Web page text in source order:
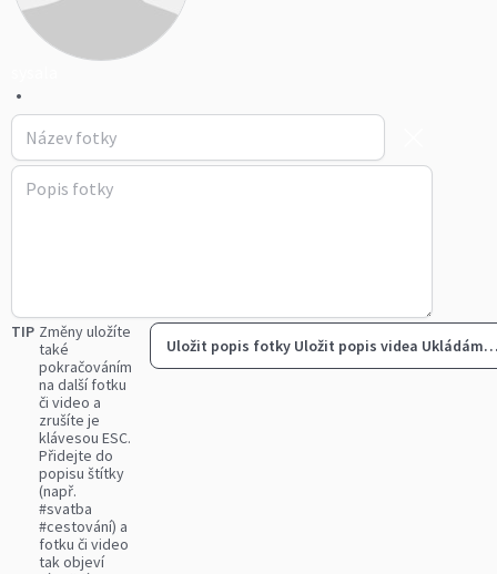
•
TIP Změny uložíte
také
pokračováním
na další fotku
či video a
zrušíte je
klávesou ESC.
Přidejte do
popisu štítky
(např.
#svatba
#cestování) a
fotku či video
tak objeví
Uložit popis fotky Uložit popis videa